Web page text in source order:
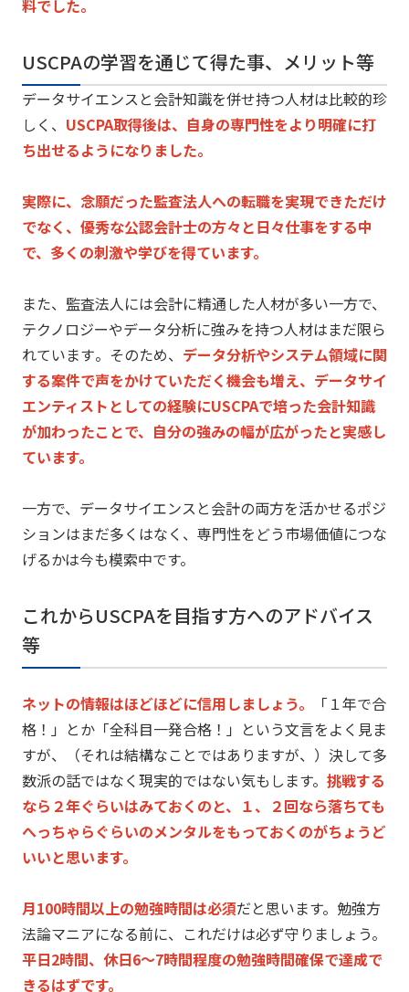
料でした。
USCPAの学習を通じて得た事、メリット等
データサイエンスと会計知識を併せ持つ人材は比較的珍
しく、 USCPA取得後は、 自身の専門性をより明確に打
ち出せるようになりました。
実際に、念願だった監査法人への転職を実現できただけ
でなく、 優秀な公認会計士の方々と日々仕事をする中
で、 多くの刺激や学びを得ています。
また、監査法人には会計に精通した人材が多い一方で、
テクノロジーやデータ分析に強みを持つ人材はまだ限ら
れています。そのため、 データ分析やシステム領域に関
する案件で声をかけていただく機会も増え、 データサイ
エンティストとしての経験にUSCPAで培った会計知識
が加わったことで、 自分の強みの幅が広がったと実感し
ています。
一方で、 データサイエンスと会計の両方を活かせるポジ
ションはまだ多くはなく、専門性をどう市場価値につな
げるかは今も模索中です。
これからUSCPAを目指す方へのアドバイス
等
ネットの情報はほどほどに信用しましょう。
「１年で合
格！」 とか「全科目一発合格！」という文言をよく見ま
すが、（それは結構なことではありますが、） 決して多
数派の話ではなく現実的ではない気もします。 挑戦する
なら２年ぐらいはみておくのと、１、 ２回なら落ちても
へっちゃらぐらいのメンタルをもっておくのがちょうど
いいと思います。
月100時間以上の勉強時間は必須だと思います。 勉強方
法論マニアになる前に、これだけは必ず守りましょう。
平日2時間、休日6～7時間程度の勉強時間確保で達成で
きるはずです。